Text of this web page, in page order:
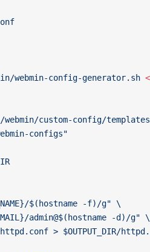
webmin-config-generator.sh
webmin/custom-config/
configs"
$(hostname -f)/g" \
admin@$(hostname -d)/g" \
> $OUTPUT_DIR/